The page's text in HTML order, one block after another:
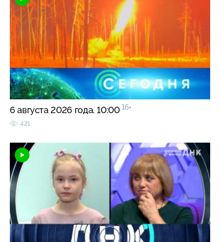
6 августа 2026 года. 10:00 16+
421